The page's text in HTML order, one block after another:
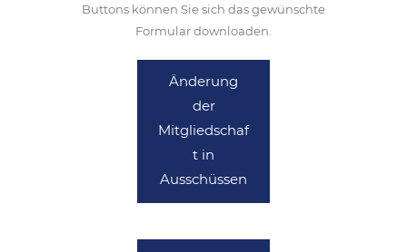
Buttons können Sie sich das gewünschte
Formular downloaden.
Änderung
der
Mitgliedschaf
t in
Ausschüssen